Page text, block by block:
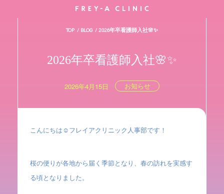
TOP BLOG 2026年卒看護師入社🌸✨
2026年卒看護師入社🌸✨
2026年4月15日 お知らせ
こんにちは☺️フレイアクリニック人事部です！
桜の便りが各地から届く季節となり、春の訪れを実感す
る頃となりました。